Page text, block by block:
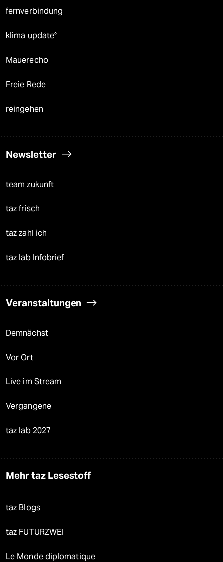
fernverbindung
klima update°
Mauerecho
Freie Rede
reingehen
Newsletter
team zukunft
taz frisch
taz zahl ich
taz lab Infobrief
Veranstaltungen
Demnächst
Vor Ort
Live im Stream
Vergangene
taz lab 2027
Mehr taz Lesestoff
taz Blogs
taz FUTURZWEI
Le Monde diplomatique